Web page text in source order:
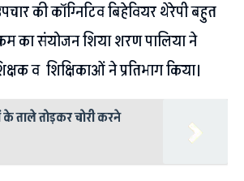
की कॉग्निटिव बिहेवियर थेरेपी बहुत
का संयोजन शिया शरण पालिया ने
व शिक्षिकाओं ने प्रतिभाग किया।
के ताले तोड़कर चोरी करने